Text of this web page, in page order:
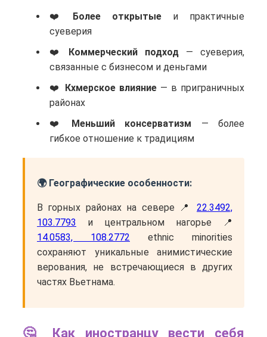
Более открытые и практичные
суеверия
Коммерческий подход — суеверия,
связанные с бизнесом и деньгами
Кхмерское влияние — в приграничных
районах
Меньший консерватизм — более
гибкое отношение к традициям
🌍 Географические особенности:
В горных районах на севере 📍 22.3492,
103.7793
и центральном нагорье 📍
14.0583, 108.2772 ethnic minorities
сохраняют уникальные анимистические
верования, не встречающиеся в других
частях Вьетнама.
🤔 Как иностранцу вести себя